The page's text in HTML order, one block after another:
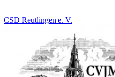
CSD Reutlingen e. V.